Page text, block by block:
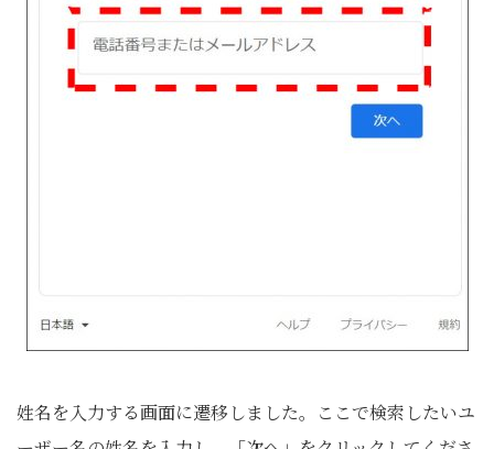
姓名を入力する画面に遷移しました。ここで検索したいユ